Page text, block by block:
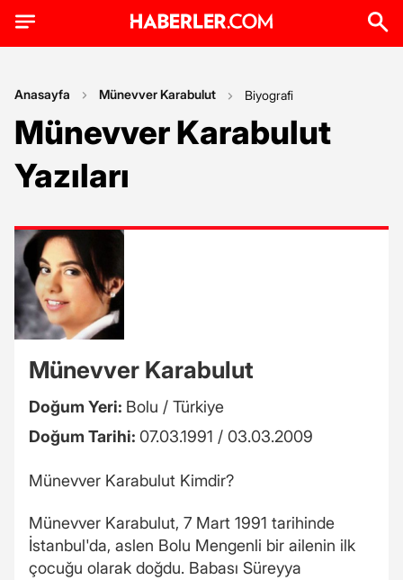
Anasayfa Münevver Karabulut Biyografi
Münevver Karabulut
Yazıları
Münevver Karabulut
Doğum Yeri: Bolu / Türkiye
Doğum Tarihi: 07.03.1991 / 03.03.2009
Münevver Karabulut Kimdir?
Münevver Karabulut, 7 Mart 1991 tarihinde
İstanbul'da, aslen Bolu Mengenli bir ailenin ilk
çocuğu olarak doğdu. Babası Süreyya